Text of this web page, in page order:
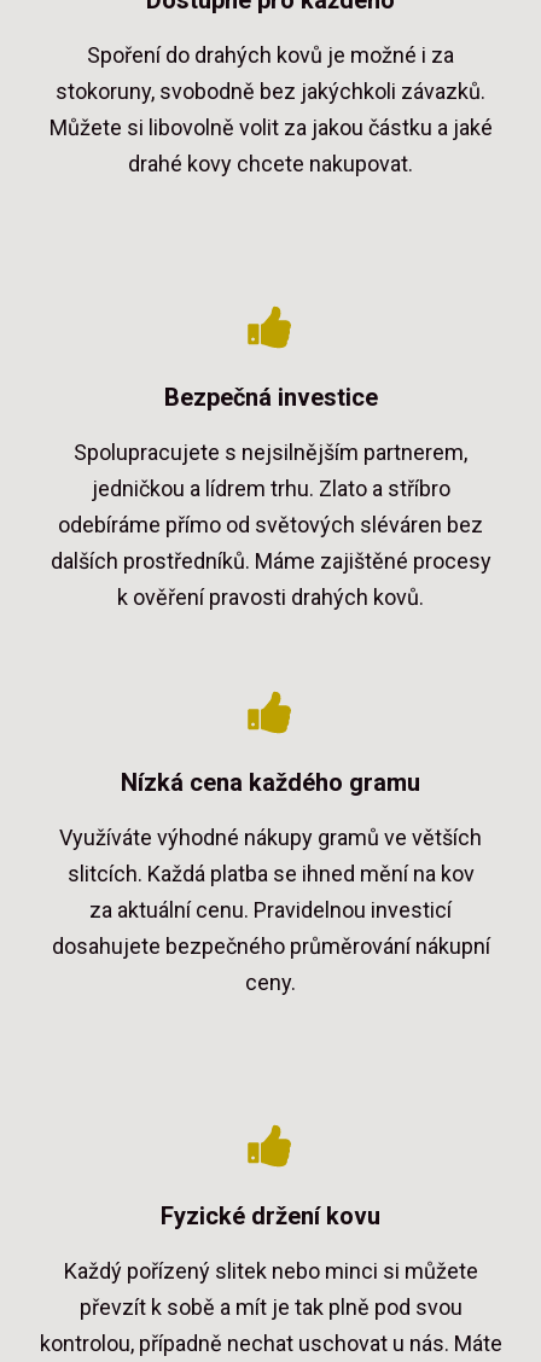
Spoření do drahých kovů je možné i za
stokoruny, svobodně bez jakýchkoli závazků.
Můžete si libovolně volit za jakou částku a jaké
drahé kovy chcete nakupovat.
Bezpečná investice
Spolupracujete s nejsilnějším partnerem,
jedničkou a lídrem trhu. Zlato a stříbro
odebíráme přímo od světových sléváren bez
dalších prostředníků. Máme zajištěné procesy
k ověření pravosti drahých kovů.
Nízká cena každého gramu
Využíváte výhodné nákupy gramů ve větších
slitcích. Každá platba se ihned mění na kov
za aktuální cenu. Pravidelnou investicí
dosahujete bezpečného průměrování nákupní
ceny.
Fyzické držení kovu
Každý pořízený slitek nebo minci si můžete
převzít k sobě a mít je tak plně pod svou
kontrolou, případně nechat uschovat u nás. Máte